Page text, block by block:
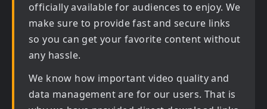
officially available for audiences to enjoy. We
make sure to provide fast and secure links
so you can get your favorite content without
any hassle.
We know how important video quality and
data management are for our users. That is